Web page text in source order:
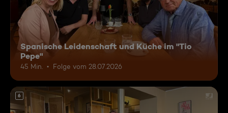
Spanische Leidenschaft und Küche im "Tio
Pepe"
45 Min. Folge vom 28.07.2026
6